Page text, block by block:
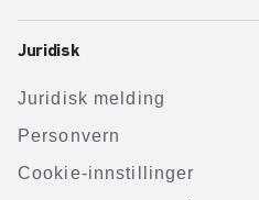
Juridisk
Juridisk melding
Personvern
Cookie-innstillinger